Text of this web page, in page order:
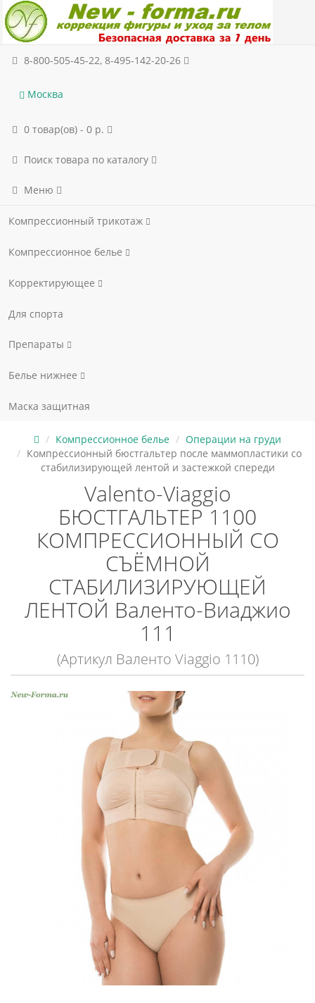
8-800-505-45-22, 8-495-142-20-26
Москва
0 товар(ов) - 0 р.
Поиск товара по каталогу
Меню
Компрессионный трикотаж
Компрессионное белье
Корректирующее
Для спорта
Препараты
Белье нижнее
Маска защитная
Компрессионное белье
Операции на груди
Компрессионный бюстгальтер после маммопластики со
стабилизирующей лентой и застежкой спереди
Valento-Viaggio
БЮСТГАЛЬТЕР 1100
КОМПРЕССИОННЫЙ СО
СЪЁМНОЙ
СТАБИЛИЗИРУЮЩЕЙ
ЛЕНТОЙ Валенто-Виаджио
111
(Артикул Валенто Viaggio 1110)